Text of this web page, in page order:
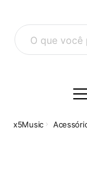
O que você